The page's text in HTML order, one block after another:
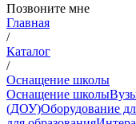
Позвоните мне
Главная
/
Каталог
/
Оснащение школы
Оснащение школы
(ДОУ)Оборудование